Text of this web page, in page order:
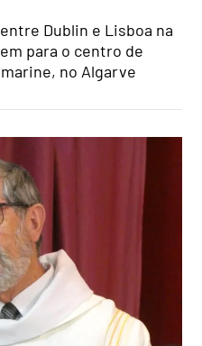
Dublin e Lisboa na
para o centro de
no Algarve